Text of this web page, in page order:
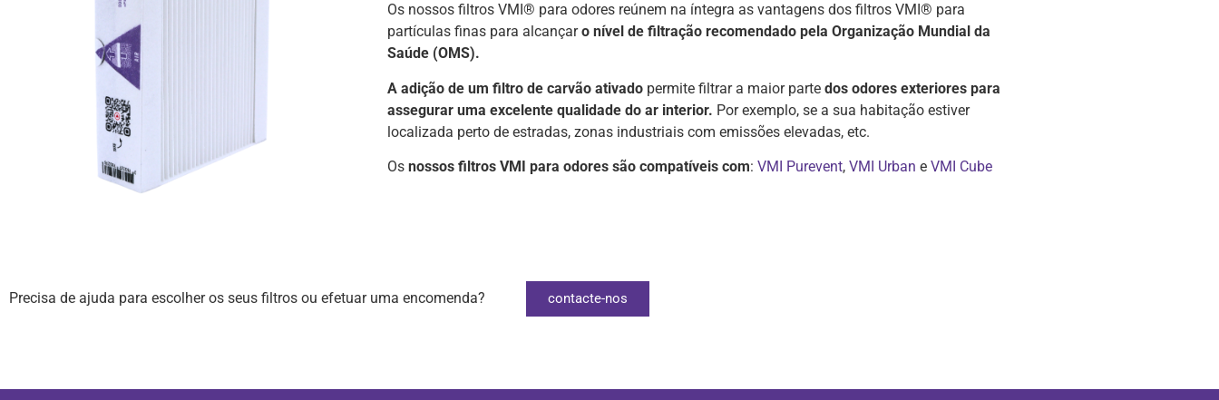
Os nossos filtros VMI® para odores reúnem na íntegra as vantagens dos filtros VMI® para
partículas finas para alcançaro nível de filtração recomendado pela Organização Mundial da
Saúde (OMS).
A adição de um filtro de carvão ativado permite filtrar a maior partedos odores exteriores para
assegurar uma excelente qualidade do ar interior. Por exemplo, se a sua habitação estiver
localizada perto de estradas, zonas industriais com emissões elevadas, etc.
Os nossos filtros VMI para odores são compatíveis com:VMI Purevent,VMI Urban eVMI Cube
Precisa de ajuda para escolher os seus filtros ou efetuar uma encomenda? contacte-nos